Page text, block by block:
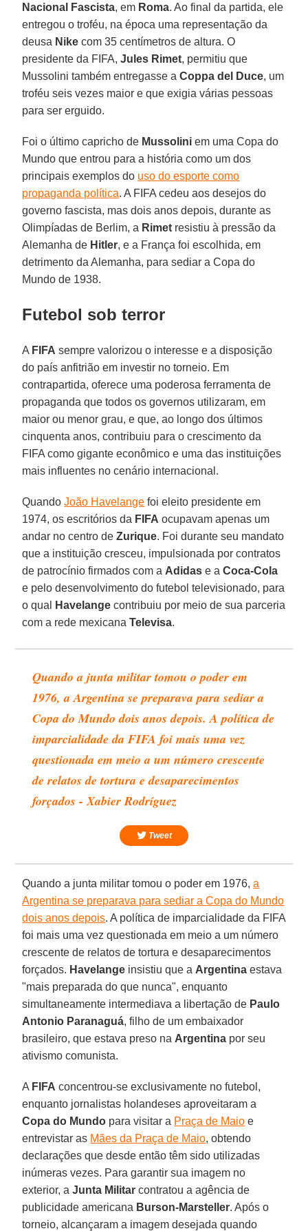
Nacional Fascista, em Roma. Ao final da partida, ele
entregou o troféu, na época uma representação da
deusa Nike com 35 centímetros de altura. O
presidente da FIFA,Jules Rimet, permitiu que
Mussolini também entregasse aCoppa del Duce, um
troféu seis vezes maior e que exigia várias pessoas
para ser erguido.
Foi o último capricho de Mussolini em uma Copa do
Mundo que entrou para a história como um dos
principais exemplos do uso do esporte como
propaganda política. A FIFA cedeu aos desejos do
governo fascista, mas dois anos depois, durante as
Olimpíadas de Berlim, a Rimet resistiu à pressão da
Alemanha de Hitler, e a França foi escolhida, em
detrimento da Alemanha, para sediar a Copa do
Mundo de 1938.
Futebol sob terror
A FIFA sempre valorizou o interesse e a disposição
do país anfitrião em investir no torneio. Em
contrapartida, oferece uma poderosa ferramenta de
propaganda que todos os governos utilizaram, em
maior ou menor grau, e que, ao longo dos últimos
cinquenta anos, contribuiu para o crescimento da
FIFA como gigante econômico e uma das instituições
mais influentes no cenário internacional.
QuandoJoão Havelange foi eleito presidente em
1974, os escritórios da FIFA ocupavam apenas um
andar no centro deZurique. Foi durante seu mandato
que a instituição cresceu, impulsionada por contratos
de patrocínio firmados com a Adidas e aCoca-Cola
e pelo desenvolvimento do futebol televisionado, para
o qual
Havelange contribuiu por meio de sua parceria
com a rede mexicanaTelevisa.
Quando a junta militar tomou o poder em
1976, a Argentina se preparava para sediar a
Copa do Mundo dois anos depois. A política de
imparcialidade da FIFA foi mais uma vez
questionada em meio a um número crescente
de relatos de tortura e desaparecimentos
forçados - Xabier Rodríguez
Tweet
Quando a junta militar tomou o poder em 1976,a
Argentina se preparava para sediar a Copa do Mundo
dois anos depois. A política de imparcialidade da FIFA
foi mais uma vez questionada em meio a um número
crescente de relatos de tortura e desaparecimentos
forçados. Havelange insistiu que a Argentina estava
"mais preparada do que nunca", enquanto
simultaneamente intermediava a libertação de Paulo
Antonio Paranaguá, filho de um embaixador
brasileiro, que estava preso na Argentina por seu
ativismo comunista.
A FIFA concentrou-se exclusivamente no futebol,
enquanto jornalistas holandeses aproveitaram a
Copa do Mundo para visitar a Praça de Maio e
entrevistar as Mães da Praça de Maio, obtendo
declarações que desde então têm sido utilizadas
inúmeras vezes. Para garantir sua imagem no
exterior, aJunta Militar contratou a agência de
publicidade americana Burson-Marsteller. Após o
torneio, alcançaram a imagem desejada quando